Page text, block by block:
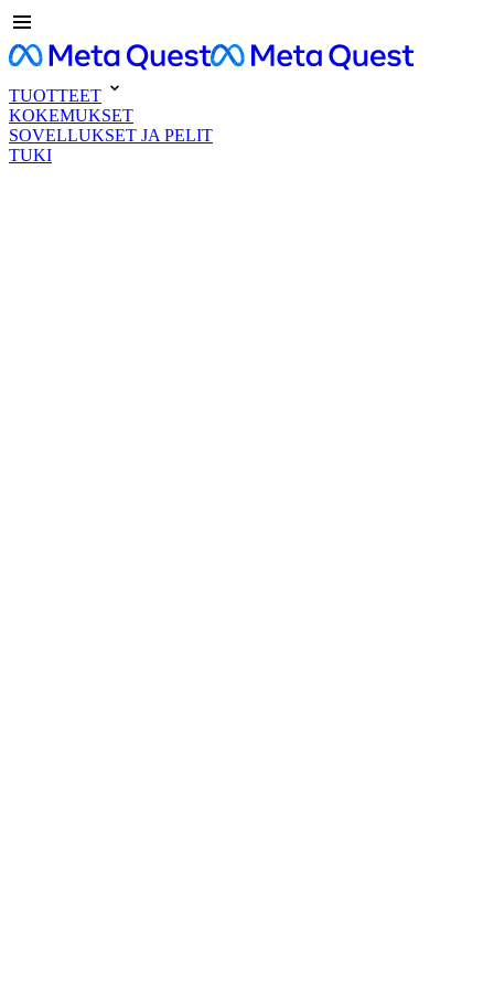
TUOTTEET
KOKEMUKSET
SOVELLUKSET JA PELIT
TUKI